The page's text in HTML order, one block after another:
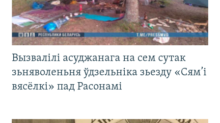
Вызвалілі асуджанага на сем сутак
зьняволеньня ўдзельніка зьезду «Сям’і
вясёлкі» пад Расонамі